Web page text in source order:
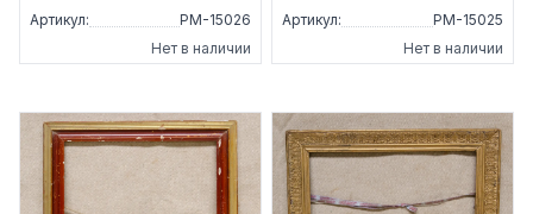
Артикул:
РМ-15026
Нет в наличии
Артикул:
РМ-15025
Нет в наличии